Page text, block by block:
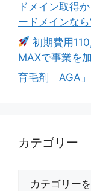
ドメイン取得
ードメインな
初期費用
MAXで事業を
育毛剤「AGA
カテゴリー